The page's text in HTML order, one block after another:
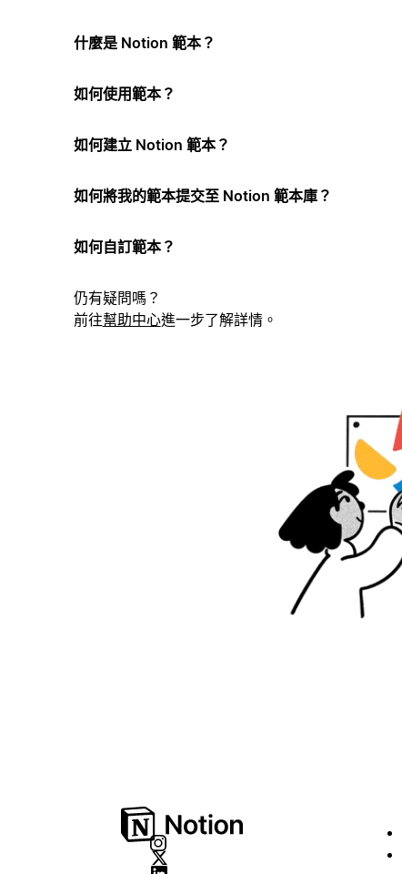
什麼是 Notion 範本？
如何使用範本？
如何建立 Notion 範本？
如何將我的範本提交至 Notion 範本庫？
如何自訂範本？
仍有疑問嗎？
前往幫助中心進一步了解詳情。